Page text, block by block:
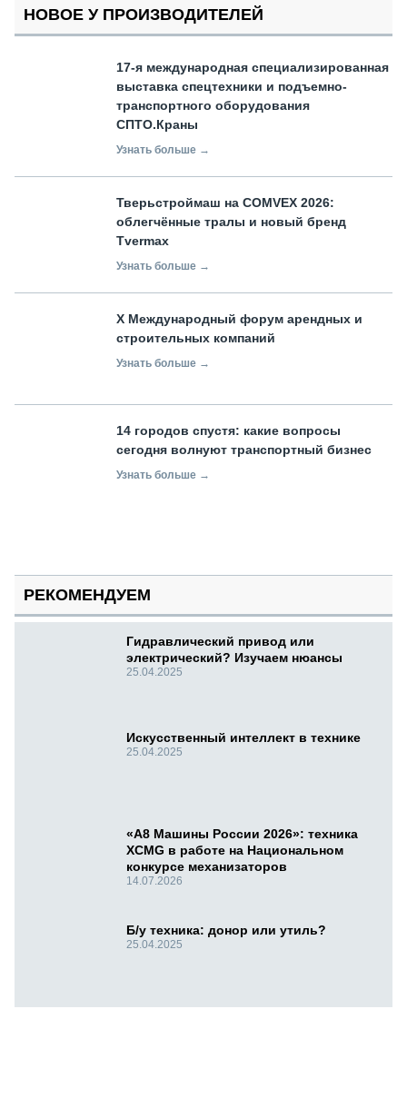
НОВОЕ У ПРОИЗВОДИТЕЛЕЙ
17-я международная специализированная
выставка спецтехники и подъемно-
транспортного оборудования
СПТО.Краны
Узнать больше →
Тверьстроймаш на COMVEX 2026:
облегчённые тралы и новый бренд
Tvermax
Узнать больше →
X Международный форум арендных и
строительных компаний
Узнать больше →
14 городов спустя: какие вопросы
сегодня волнуют транспортный бизнес
Узнать больше →
РЕКОМЕНДУЕМ
Гидравлический привод или
электрический? Изучаем нюансы
25.04.2025
Искусственный интеллект в технике
25.04.2025
«А8 Машины России 2026»: техника
XCMG в работе на Национальном
конкурсе механизаторов
14.07.2026
Б/у техника: донор или утиль?
25.04.2025